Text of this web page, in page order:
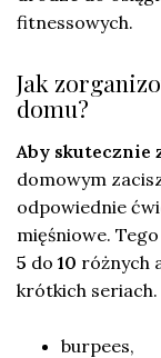
fitnessowych.
Jak
domu?
Aby
domowym
odpowiednie
mięśniowe.
5 do10 różnych
krótkich seriach.
burpees,